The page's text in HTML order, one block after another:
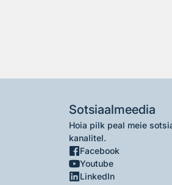
Sotsiaalmeedia
Hoia pilk peal meie
kanalitel.
Facebook
Youtube
LinkedIn